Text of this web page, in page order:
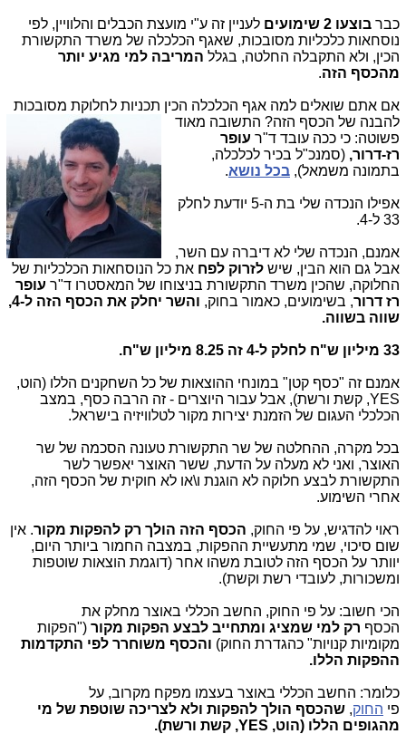
כבר בוצעו 2 שימועים
לעניין זה ע"י מועצת הכבלים והלוויין, לפי
נוסחאות כלכליות מסובכות, שאגף הכלכלה של משרד התקשורת
הכין, ולא התקבלה החלטה, בגלל המריבה למי מגיע יותר
מהכסף הזה.
אם אתם שואלים למה אגף הכלכלה הכין תכניות לחלוקת מסובכות
להבנה של הכסף הזה? התשובה מאוד
פשוטה: כי ככה עובד ד"ר עופר
רז-דרור, (סמנכ"ל בכיר לכלכלה,
בתמונה משמאל), בכל נושא.
אפילו הנכדה שלי בת ה-5 יודעת לחלק
33 ל-4.
אמנם, הנכדה שלי לא דיברה עם השר,
אבל גם הוא הבין, שיש לזרוק לפח את כל הנוסחאות הכלכליות של
החלוקה, שהכין משרד התקשורת בניצוחו של המאסטרו ד"ר עופר
רז דרור, בשימועים, כאמור בחוק,
והשר יחלק את הכסף הזה ל-4,
שווה בשווה.
33 מיליון ש"ח לחלק ל-4 זה 8.25 מיליון ש"ח.
אמנם זה "כסף קטן" במונחי ההוצאות של כל השחקנים הללו (הוט,
YES, קשת ורשת), אבל עבור היוצרים - זה הרבה כסף, במצב
הכלכלי העגום של הזמנת יצירות מקור לטלוויזיה בישראל.
בכל מקרה, ההחלטה של שר התקשורת טעונה הסכמה של שר
האוצר, ואני לא מעלה על הדעת, ששר האוצר יאפשר לשר
התקשורת לבצע חלוקה לא הוגנת ו\או לא חוקית של הכסף הזה,
אחרי השימוע.
ראוי להדגיש, על פי החוק, הכסף הזה הולך רק להפקות מקור. אין
שום סיכוי, שמי מתעשיית ההפקות, במצבה החמור ביותר היום,
יוותר על הכסף הזה לטובת משהו אחר (דוגמת הוצאות שוטפות
ומשכורות, לעובדי רשת וקשת).
הכי חשוב: על פי החוק, החשב הכללי באוצר מחלק את
הכסף רק למי שמציג ומתחייב לבצע הפקות מקור ("הפקות
מקומיות קנויות" כהגדרת החוק) והכסף משוחרר לפי התקדמות
ההפקות הללו.
כלומר: החשב הכללי באוצר בעצמו מפקח מקרוב, על
פי החוק, שהכסף הולך להפקות ולא לצריכה שוטפת של מי
מהגופים הללו (הוט, YES, קשת ורשת).